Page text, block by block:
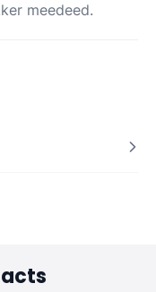
meedeed.